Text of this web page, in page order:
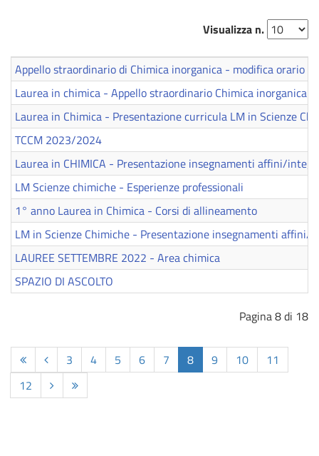
Visualizza n.
Appello straordinario di Chimica inorganica - modifica orario
Laurea in chimica - Appello straordinario Chimica inorganica
Laurea in Chimica - Presentazione curricula LM in Scienze
TCCM 2023/2024
Laurea in CHIMICA - Presentazione insegnamenti affini/
LM Scienze chimiche - Esperienze professionali
1° anno Laurea in Chimica - Corsi di allineamento
LM in Scienze Chimiche - Presentazione insegnamenti affini/
LAUREE SETTEMBRE 2022 - Area chimica
SPAZIO DI ASCOLTO
Pagina 8 di 18
3 4 5 6 7 8 9 10
11
12